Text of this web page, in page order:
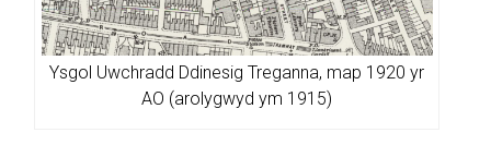
Ysgol Uwchradd Ddinesig Treganna, map 1920 yr
AO (arolygwyd ym 1915)